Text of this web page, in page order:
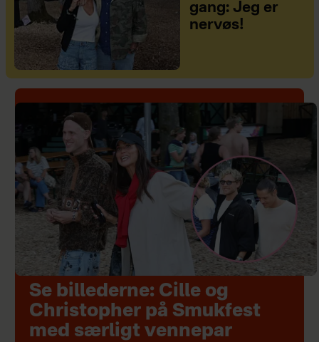
gang: Jeg er
nervøs!
Se billederne: Cille og
Christopher på Smukfest
med særligt vennepar